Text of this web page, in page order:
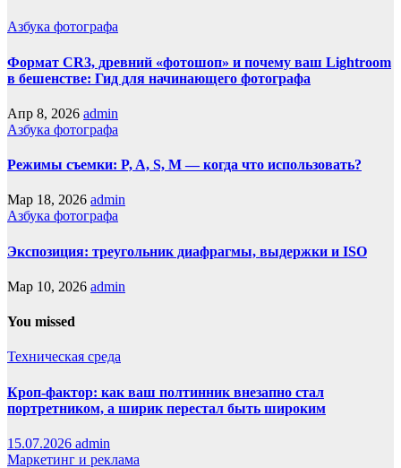
Азбука фотографа
Формат CR3, древний «фотошоп» и почему ваш Lightroom
в бешенстве: Гид для начинающего фотографа
Апр 8, 2026 admin
Азбука фотографа
Режимы съемки: P, A, S, M — когда что использовать?
Мар 18, 2026 admin
Азбука фотографа
Экспозиция: треугольник диафрагмы, выдержки и ISO
Мар 10, 2026 admin
You missed
Техническая среда
Кроп-фактор: как ваш полтинник внезапно стал
портретником, а ширик перестал быть широким
15.07.2026 admin
Маркетинг и реклама